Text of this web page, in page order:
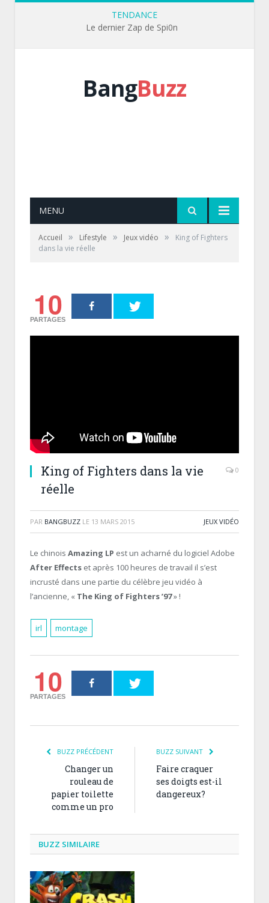
TENDANCE
Le dernier Zap de Spi0n
BangBuzz
MENU
Accueil » Lifestyle » Jeux vidéo »
King of Fighters
dans la vie réelle
10
PARTAGES
King of Fighters dans la vie
réelle
0
PAR BANGBUZZ LE 13 MARS 2015 JEUX VIDÉO
Le chinois Amazing LP est un acharné du logiciel Adobe
After Effects et après 100 heures de travail il s’est
incrusté dans une partie du célèbre jeu vidéo à
l’ancienne, « The King of Fighters ’97» !
irl montage
10
PARTAGES
BUZZ PRÉCÉDENT
Changer un
rouleau de
papier toilette
comme un pro
BUZZ SUIVANT
Faire craquer
ses doigts est-il
dangereux?
BUZZ SIMILAIRE